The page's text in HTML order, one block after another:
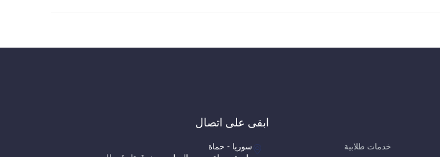
خدمات طلابية
ابقى على اتصال
سوريا - حماة